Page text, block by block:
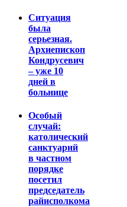
Ситуация
была
серьезная.
Архиепископ
Кондрусевич
– уже 10
дней в
больнице
Особый
случай:
католический
санктуарий
в частном
порядке
посетил
председатель
райисполкома